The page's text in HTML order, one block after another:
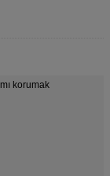
korumak